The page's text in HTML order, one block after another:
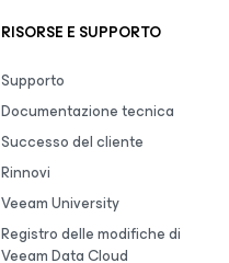
RISORSE E SUPPORTO
Supporto
Documentazione tecnica
Successo del cliente
Rinnovi
Veeam University
Registro delle modifiche di
Veeam Data Cloud